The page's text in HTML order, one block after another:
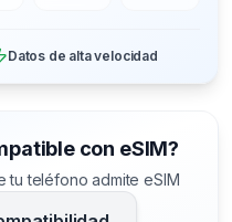
Datos de alta velocidad
con eSIM?
tu teléfono admite eSIM